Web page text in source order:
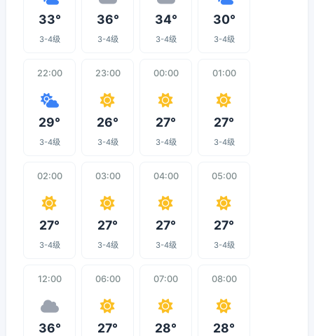
33°
3-4级
36°
3-4级
34°
3-4级
30°
3-4级
22:00
29°
3-4级
23:00
26°
3-4级
00:00
27°
3-4级
01:00
27°
3-4级
02:00
27°
3-4级
03:00
27°
3-4级
04:00
27°
3-4级
05:00
27°
3-4级
12:00
36°
06:00
27°
07:00
28°
08:00
28°